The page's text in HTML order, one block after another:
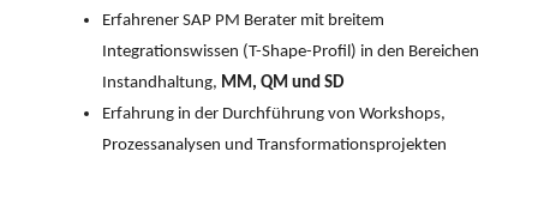
Erfahrener SAP PM Berater mit breitem
Integrationswissen (T-Shape-Profil) in den Bereichen
Instandhaltung, MM, QM und SD
Erfahrung in der Durchführung von Workshops,
Prozessanalysen und Transformationsprojekten